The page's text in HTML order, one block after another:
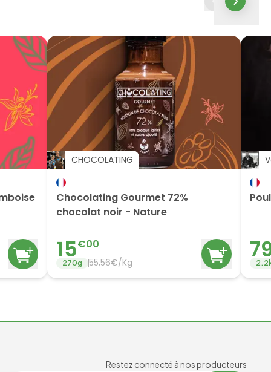
CHOCOLATING
Chocolating Gourmet 72%
chocolat noir - Nature
15€00
270g 55,56€/Kg 2.2
Restez connecté à nos producteurs